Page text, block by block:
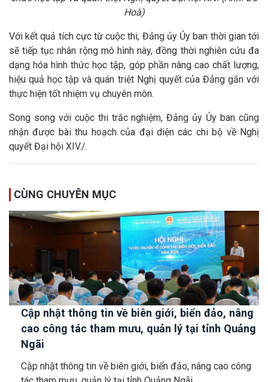
Hoà)
Với kết quả tích cực từ cuộc thi, Đảng ủy Ủy ban thời gian tới
sẽ tiếp tục nhân rộng mô hình này, đồng thời nghiên cứu đa
dạng hóa hình thức học tập, góp phần nâng cao chất lượng,
hiệu quả học tập và quán triệt Nghị quyết của Đảng gắn với
thực hiện tốt nhiệm vụ chuyên môn.
Song song với cuộc thi trắc nghiệm, Đảng ủy Ủy ban cũng
nhận được bài thu hoạch của đại diện các chi bộ về Nghị
quyết Đại hội XIV./.
CÙNG CHUYÊN MỤC
Cập nhật thông tin về biên giới, biển đảo, nâng
cao công tác tham mưu, quản lý tại tỉnh Quảng
Ngãi
Cập nhật thông tin về biên giới, biển đảo, nâng cao công